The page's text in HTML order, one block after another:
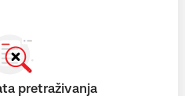
pretraživanja